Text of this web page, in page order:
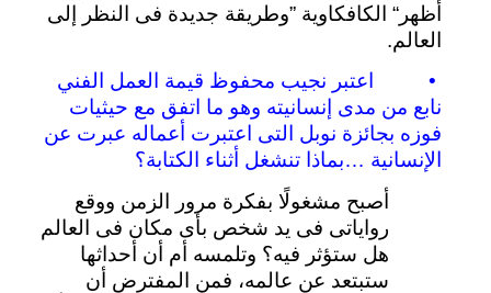
أظهر “ الكافكاوية ”وطريقة جديدة فى النظر
إلى
العالم.
•
اعتبر نجيب محفوظ قيمة العمل
الفني
نابع من مدى إنسانيته وهو ما اتفق مع حيثيات
فوزه بجائزة نوبل التى اعتبرت أعماله عبرت عن
الإنسانية …بماذا تنشغل أثناء
الكتابة؟
أصبح مشغولًا بفكرة مرور الزمن ووقع
رواياتى فى يد شخص بأى مكان فى العالم
هل ستؤثر فيه؟ وتلمسه أم أن أحداثها
ستبتعد عن عالمه، فمن المفترض أن